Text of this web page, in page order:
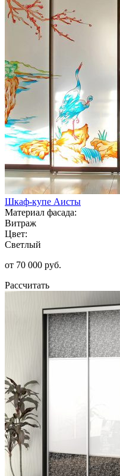
Шкаф-купе Аисты
Материал фасада:
Витраж
Цвет:
Светлый
от 70 000 руб.
Рассчитать